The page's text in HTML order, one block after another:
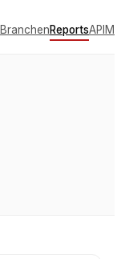
BranchenReportsAPI